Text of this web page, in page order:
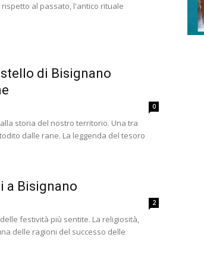
al passato, l'antico rituale
di Bisignano
0
storia del nostro territorio. Una tra
dalle rane. La leggenda del tesoro
a Bisignano
2
festività più sentite. La religiosità,
delle ragioni del successo delle